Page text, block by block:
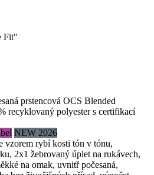
Fit"
prstencová OCS Blended
recyklovaný polyester s certifikací
NEW 2026
vzorem rybí kosti tón v tónu,
2x1 žebrovaný úplet na rukávech,
na omak, uvnitř počesaná,